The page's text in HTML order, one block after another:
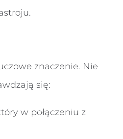
znaczenie. Nie
się:
w połączeniu z